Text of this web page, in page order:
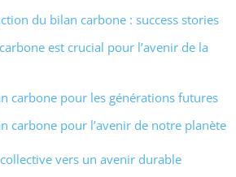
du bilan carbone : success stories
est crucial pour l’avenir de la
carbone pour les générations futures
carbone pour l’avenir de notre planète
vers un avenir durable